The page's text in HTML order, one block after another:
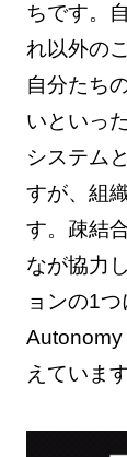
ちです。
れ以外の
自分たち
いといっ
システム
すが、組
す。疎結
なが協力
ョンの1
Autonomy
えています